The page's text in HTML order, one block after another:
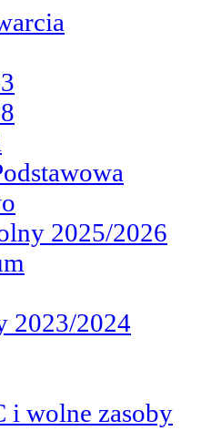
2025/2026
2023/2024
i wolne zasoby